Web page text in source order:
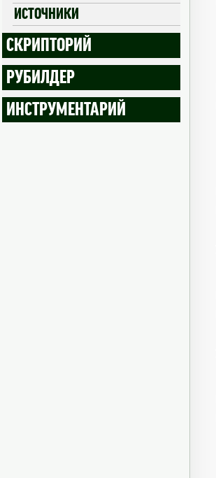
ИСТОЧНИКИ
СКРИПТОРИЙ
РУБИЛДЕР
ИНСТРУМЕНТАРИЙ